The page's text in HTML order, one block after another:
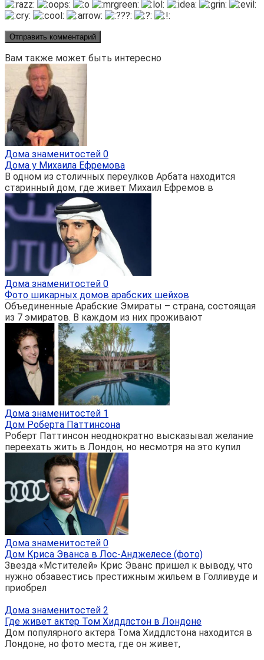
Вам также может быть интересно
Дома знаменитостей 0
Дома у Михаила Ефремова
В одном из столичных переулков Арбата находится
старинный дом, где живет Михаил Ефремов в
Дома знаменитостей 0
Фото шикарных домов арабских шейхов
Объединенные Арабские Эмираты – страна, состоящая
из 7 эмиратов. В каждом из них проживают
Дома знаменитостей 1
Дом Роберта Паттинсона
Роберт Паттинсон неоднократно высказывал желание
переехать жить в Лондон, но несмотря на это купил
Дома знаменитостей 0
Дом Криса Эванса в Лос-Анджелесе (фото)
Звезда «Мстителей» Крис Эванс пришел к выводу, что
нужно обзавестись престижным жильем в Голливуде и
приобрел
Дома знаменитостей 2
Где живет актер Том Хиддлстон в Лондоне
Дом популярного актера Тома Хиддлстона находится в
Лондоне, но фото места, где он живет,